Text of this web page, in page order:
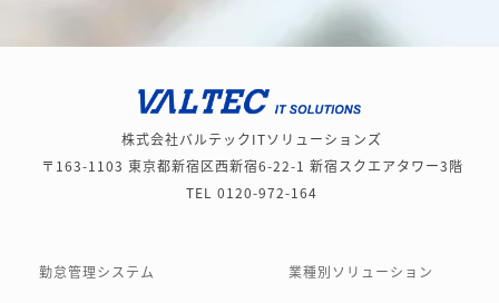
株式会社バルテックITソリューションズ
〒163-1103 東京都新宿区西新宿6-22-1 新宿スクエアタワー3階
TEL 0120-972-164
勤怠管理システム 業種別ソリューション